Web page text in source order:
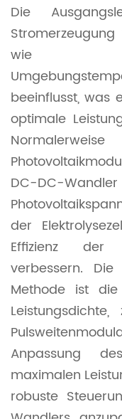
Die
wie
beeinflusst, was
optimale
DC-DC-
der
Effizienz der
verbessern.
Methode ist
Anpassung
maximalen
robuste